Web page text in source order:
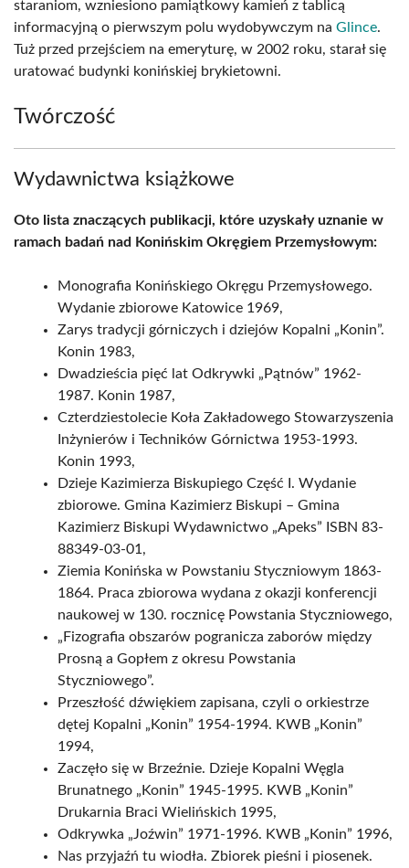
staraniom, wzniesiono pamiątkowy kamień z tablicą
informacyjną o pierwszym polu wydobywczym na Glince.
Tuż przed przejściem na emeryturę, w 2002 roku, starał się
uratować budynki konińskiej brykietowni.
Twórczość
Wydawnictwa książkowe
Oto lista znaczących publikacji, które uzyskały uznanie w
ramach badań nad Konińskim Okręgiem Przemysłowym:
Monografia Konińskiego Okręgu Przemysłowego.
Wydanie zbiorowe Katowice 1969,
Zarys tradycji górniczych i dziejów Kopalni „Konin”.
Konin 1983,
Dwadzieścia pięć lat Odkrywki „Pątnów” 1962-
1987. Konin 1987,
Czterdziestolecie Koła Zakładowego Stowarzyszenia
Inżynierów i Techników Górnictwa 1953-1993.
Konin 1993,
Dzieje Kazimierza Biskupiego Część I. Wydanie
zbiorowe. Gmina Kazimierz Biskupi – Gmina
Kazimierz Biskupi Wydawnictwo „Apeks” ISBN 83-
88349-03-01,
Ziemia Konińska w Powstaniu Styczniowym 1863-
1864. Praca zbiorowa wydana z okazji konferencji
naukowej w 130. rocznicę Powstania Styczniowego,
„Fizografia obszarów pogranicza zaborów między
Prosną a Gopłem z okresu Powstania
Styczniowego”.
Przeszłość dźwiękiem zapisana, czyli o orkiestrze
dętej Kopalni „Konin” 1954-1994. KWB „Konin”
1994,
Zaczęło się w Brzeźnie. Dzieje Kopalni Węgla
Brunatnego „Konin” 1945-1995. KWB „Konin”
Drukarnia Braci Wielińskich 1995,
Odkrywka „Joźwin” 1971-1996. KWB „Konin” 1996,
Nas przyjaźń tu wiodła. Zbiorek pieśni i piosenek.